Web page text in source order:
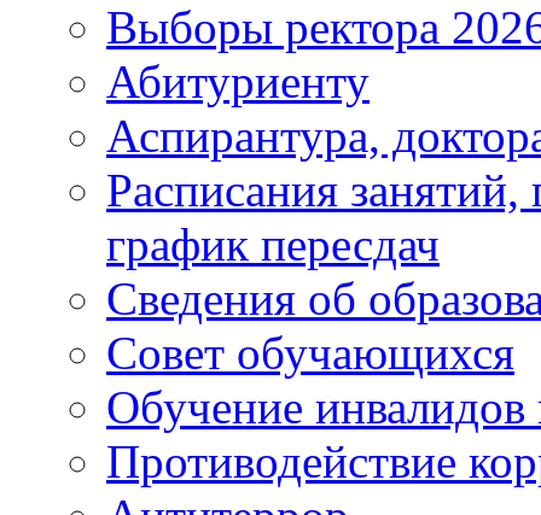
Выборы ректора
Абитуриенту
Аспирантура,
Расписания
график пересдач
Сведения об
Совет обучающихся
Обучение
Противодействие